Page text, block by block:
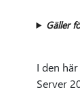
Gäller
I den
Server